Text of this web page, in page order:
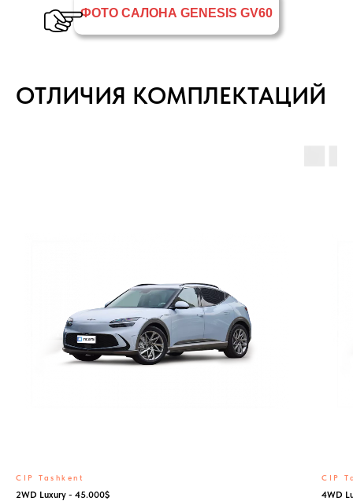
ФОТО САЛОНА GENESIS GV60
ОТЛИЧИЯ КОМПЛЕКТАЦИЙ
CIP Tashkent
2WD Luxury - 45.000$
CIP
4WD